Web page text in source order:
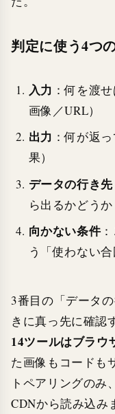
判定に使う4つ
入力 ：何を渡
画像／URL）
出力 ：何が返
果）
データの行き先
ら出るかどうか
向かない条件
う「使わない合
3番目の「データ
きに真っ先に確認
14ツールはブラウ
た画像もコードも
トペアリングのみ
CDNから読み込み